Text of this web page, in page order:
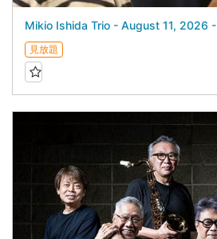
Mikio Ishida Trio - August 11, 2026 -
見放題